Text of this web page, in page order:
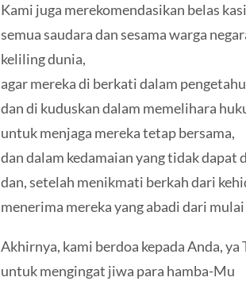
Kami juga merekomendasikan belas
semua saudara dan sesama warga
keliling dunia,
agar mereka di berkati dalam
dan di kuduskan dalam memelihara
untuk menjaga mereka tetap bersama,
dan dalam kedamaian yang tidak dapat
dan, setelah menikmati berkah dari
menerima mereka yang abadi dari mulai
Akhirnya, kami berdoa kepada Anda, ya
untuk mengingat jiwa para hamba-Mu